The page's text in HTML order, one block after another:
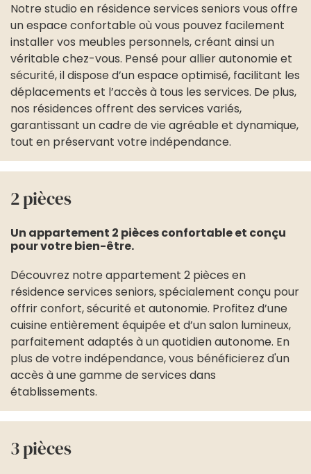
Notre studio en résidence services seniors vous offre
un espace confortable où vous pouvez facilement
installer vos meubles personnels, créant ainsi un
véritable chez-vous. Pensé pour allier autonomie et
sécurité, il dispose d’un espace optimisé, facilitant les
déplacements et l’accès à tous les services. De plus,
nos résidences offrent des services variés,
garantissant un cadre de vie agréable et dynamique,
tout en préservant votre indépendance.
2 pièces
Un appartement 2 pièces confortable et conçu
pour votre bien-être.
Découvrez notre appartement 2 pièces en
résidence services seniors, spécialement conçu pour
offrir confort, sécurité et autonomie. Profitez d’une
cuisine entièrement équipée et d’un salon lumineux,
parfaitement adaptés à un quotidien autonome. En
plus de votre indépendance, vous bénéficierez d'un
accès à une gamme de services dans
établissements.
3 pièces